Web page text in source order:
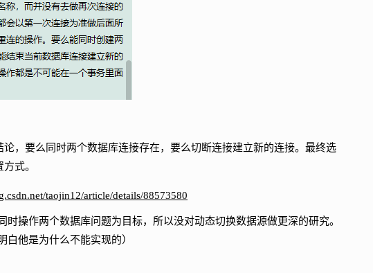
论，要么同时两个数据库连接存在，要么切断连接建立新的连接。最终选
式。
taojin12/article/details/88573580
操作两个数据库问题为目标，所以没对动态切换数据源做更深的研究。
白他是为什么不能实现的）